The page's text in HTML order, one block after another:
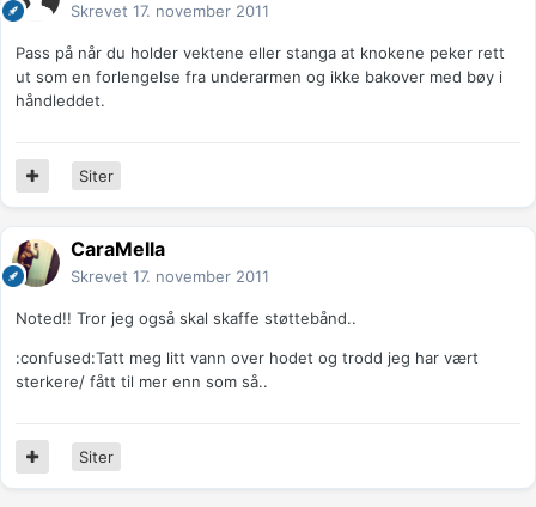
Skrevet 17. november 2011
Pass på når du holder vektene eller stanga at knokene peker rett
ut som en forlengelse fra underarmen og ikke bakover med bøy i
håndleddet.
Siter
CaraMella
Skrevet 17. november 2011
Noted!! Tror jeg også skal skaffe støttebånd..
:confused:Tatt meg litt vann over hodet og trodd jeg har vært
sterkere/ fått til mer enn som så..
Siter